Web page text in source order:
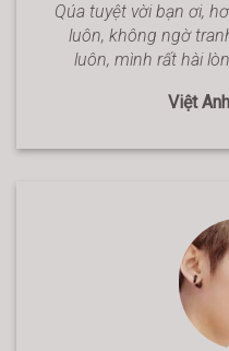
Qúa tuyệt vời bạn ơi,
luôn, không ngờ
luôn, mình rất hài
Việt Anh